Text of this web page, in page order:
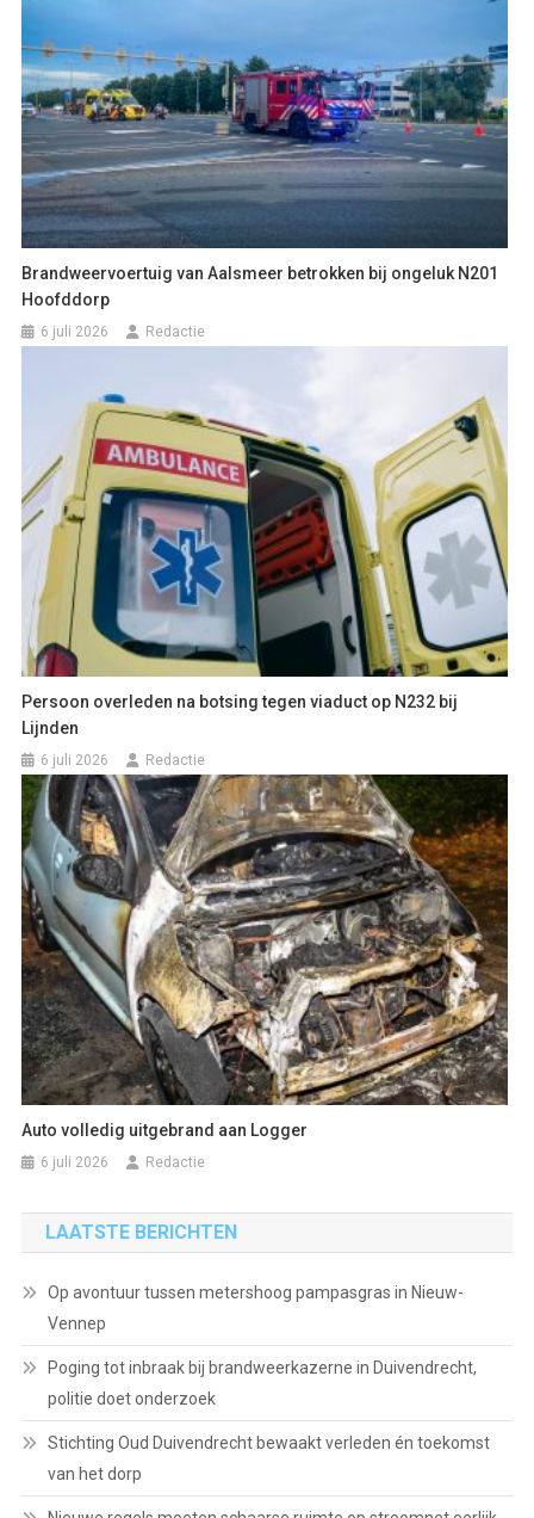
Brandweervoertuig van Aalsmeer betrokken bij ongeluk N201
Hoofddorp
6 juli 2026 Redactie
Persoon overleden na botsing tegen viaduct op N232 bij
Lijnden
6 juli 2026 Redactie
Auto volledig uitgebrand aan Logger
6 juli 2026 Redactie
LAATSTE BERICHTEN
Op avontuur tussen metershoog pampasgras in Nieuw-
Vennep
Poging tot inbraak bij brandweerkazerne in Duivendrecht,
politie doet onderzoek
Stichting Oud Duivendrecht bewaakt verleden én toekomst
van het dorp